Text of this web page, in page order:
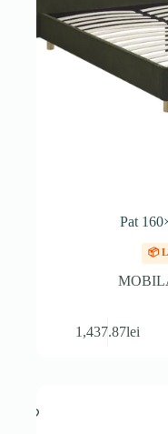
Pat
📦
1,437.87lei